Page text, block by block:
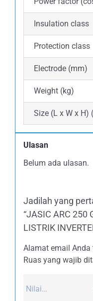
Insulation class
Protection class
Electrode (mm)
Weight (kg)
Size (L x W x H)
Ulasan
Belum ada ulasan.
Jadilah yang
“JASIC ARC 250
LISTRIK
Alamat email
Ruas yang wajib